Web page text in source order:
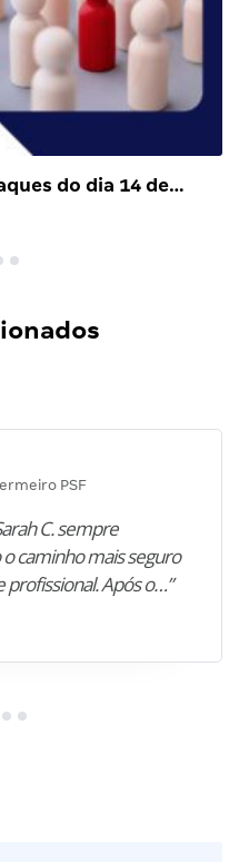
do dia 14 de…
PSF
C. sempre
caminho mais seguro
Após o…”